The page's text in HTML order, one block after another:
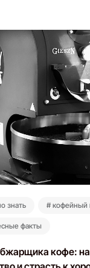
знать # кофейный
факты
кофе: